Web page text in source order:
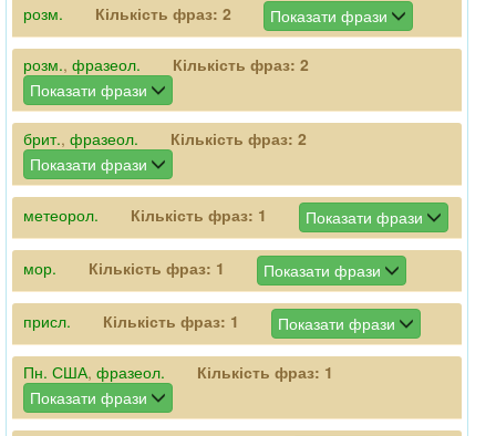
розм. Кількість фраз: 2 Показати фрази
розм., фразеол. Кількість фраз: 2
Показати фрази
брит., фразеол. Кількість фраз: 2
Показати фрази
метеорол. Кількість фраз: 1 Показати фрази
мор. Кількість фраз: 1 Показати фрази
присл. Кількість фраз: 1 Показати фрази
Пн. США, фразеол. Кількість фраз: 1
Показати фрази